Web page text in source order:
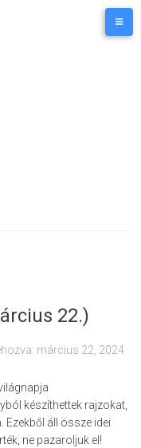
22.)
március 22, 2024
készíthettek rajzokat,
Ezekből áll össze idei
ne pazaroljuk el!